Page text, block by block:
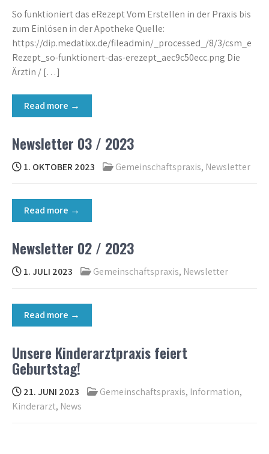
So funktioniert das eRezept Vom Erstellen in der Praxis bis
zum Einlösen in der Apotheke Quelle:
https://dip.medatixx.de/fileadmin/_processed_/8/3/csm_e
Rezept_so-funktionert-das-erezept_aec9c50ecc.png Die
Ärztin / […]
Read more →
Newsletter 03 / 2023
1. OKTOBER 2023 Gemeinschaftspraxis, Newsletter
Read more →
Newsletter 02 / 2023
1. JULI 2023 Gemeinschaftspraxis, Newsletter
Read more →
Unsere Kinderarztpraxis feiert
Geburtstag!
21. JUNI 2023 Gemeinschaftspraxis, Information,
Kinderarzt, News